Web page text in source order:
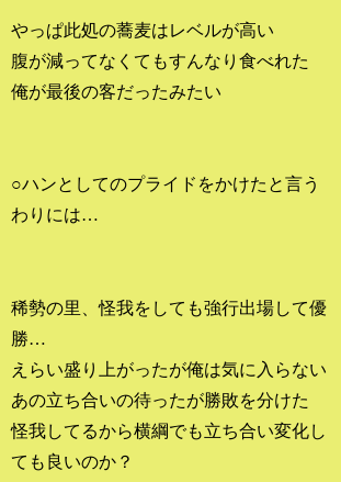
やっぱ此処の蕎麦はレベルが高い
腹が減ってなくてもすんなり食べれた
俺が最後の客だったみたい
○ハンとしてのプライドをかけたと言う
わりには…
稀勢の里、怪我をしても強行出場して優
勝…
えらい盛り上がったが俺は気に入らない
あの立ち合いの待ったが勝敗を分けた
怪我してるから横綱でも立ち合い変化し
ても良いのか？